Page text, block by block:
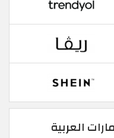
العربية